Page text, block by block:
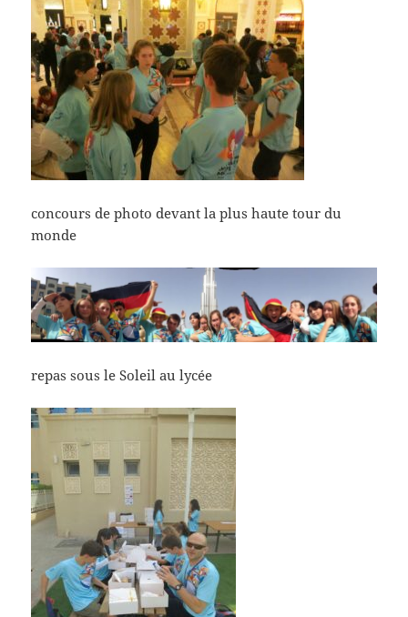
concours de photo devant la plus haute tour du
monde
repas sous le Soleil au lycée